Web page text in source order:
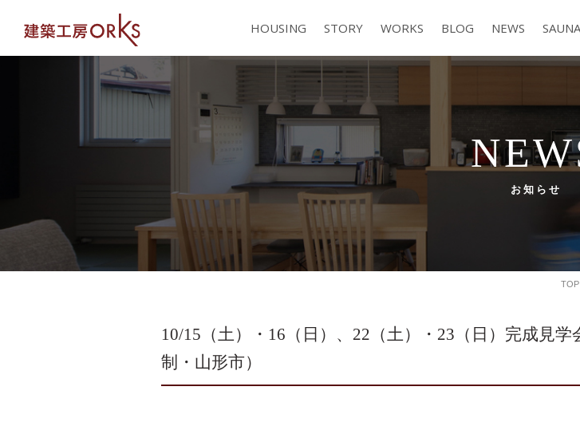
HOUSING STORY WORKS BLOG NEWS SAUNA
お知らせ
TOP
10/15（土）・16（日）、22（土）・23（日）完成見
制・山形市）